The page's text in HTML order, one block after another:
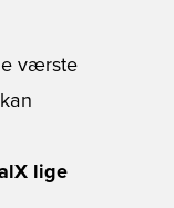
værste
lige